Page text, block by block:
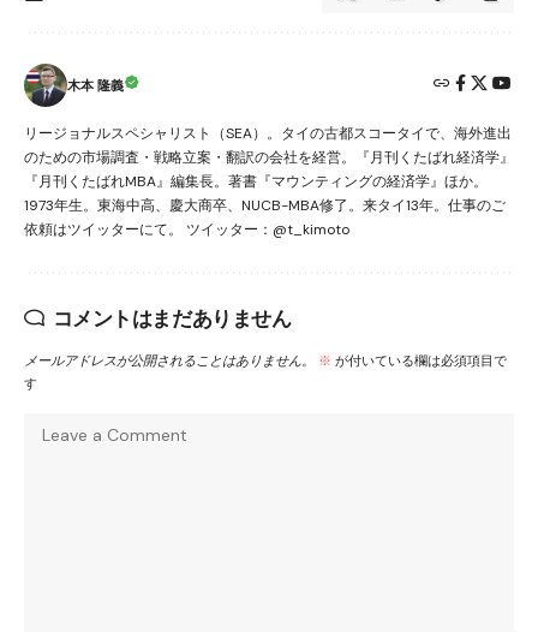
木本 隆義
リージョナルスペシャリスト（SEA）。タイの古都スコータイで、海外進出
のための市場調査・戦略立案・翻訳の会社を経営。『月刊くたばれ経済学』
『月刊くたばれMBA』編集長。著書『マウンティングの経済学』ほか。
1973年生。東海中高、慶大商卒、NUCB-MBA修了。来タイ13年。仕事のご
依頼はツイッターにて。 ツイッター：@t_kimoto
コメントはまだありません
メールアドレスが公開されることはありません。 ※ が付いている欄は必須項目で
す